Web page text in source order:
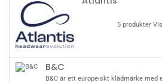
5 produkter
B&C
B&C är ett europeiskt klädmärke